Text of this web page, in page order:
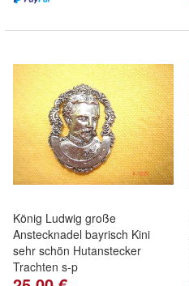
König Ludwig große
Anstecknadel bayrisch Kini
sehr schön Hutanstecker
Trachten s-p